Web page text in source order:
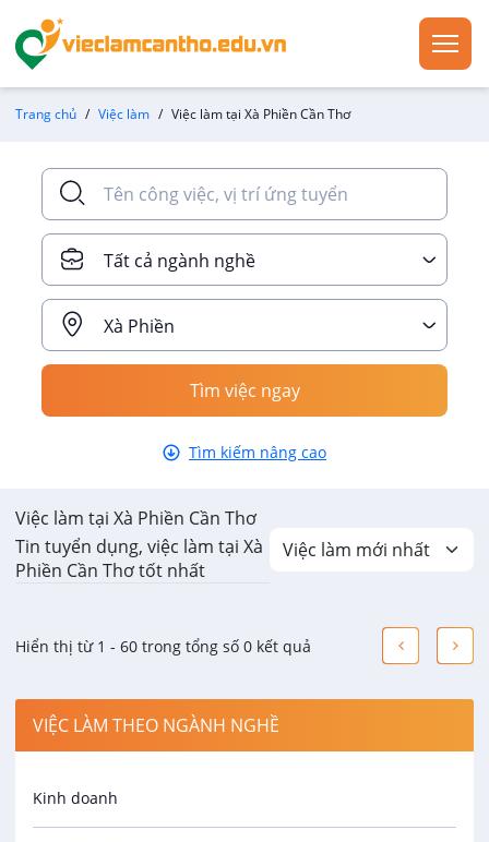
Trang chủ Việc làm Việc làm tại Xà Phiền Cần Thơ
Tất cả ngành nghề
Xà Phiền
Tìm việc ngay
Tìm kiếm nâng cao
Việc làm tại Xà Phiền Cần Thơ
Tin tuyển dụng, việc làm tại Xà
Phiền Cần Thơ tốt nhất
Hiển thị từ 1 - 60 trong tổng số 0 kết quả
VIỆC LÀM THEO NGÀNH NGHỀ
Kinh doanh